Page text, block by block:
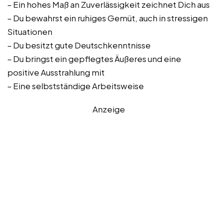
– Ein hohes Maß an Zuverlässigkeit zeichnet Dich aus
– Du bewahrst ein ruhiges Gemüt, auch in stressigen
Situationen
– Du besitzt gute Deutschkenntnisse
– Du bringst ein gepflegtes Äußeres und eine
positive Ausstrahlung mit
– Eine selbstständige Arbeitsweise
Anzeige